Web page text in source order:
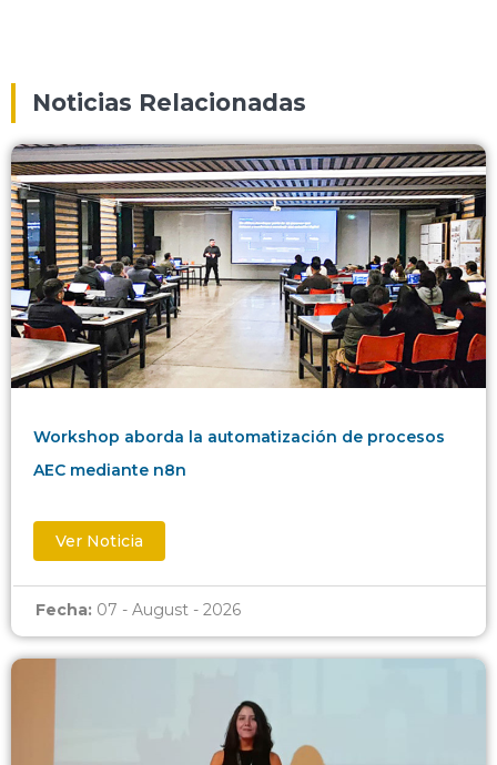
Noticias Relacionadas
Workshop aborda la automatización de procesos
AEC mediante n8n
Ver Noticia
Fecha: 07 - August - 2026